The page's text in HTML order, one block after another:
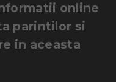
online
parintilor si
in aceasta